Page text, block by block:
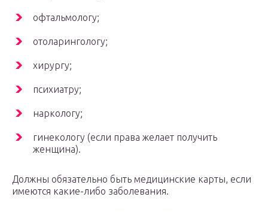
офтальмологу;
отоларингологу;
хирургу;
психиатру;
наркологу;
гинекологу (если права желает получить
женщина).
Должны обязательно быть медицинские карты, если
имеются какие-либо заболевания.